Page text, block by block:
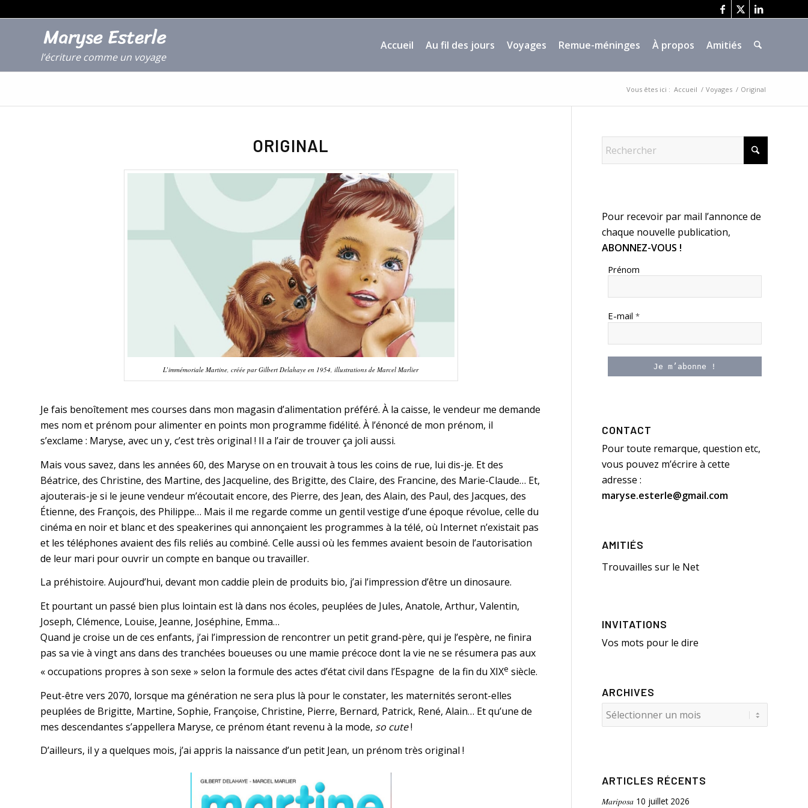
Accueil Au fil des jours Voyages Remue-méninges À propos
Amitiés
l’écriture comme un voyage
Vous êtes ici : Accueil / Voyages / Original
ORIGINAL
L’immémoriale Martine, créée par Gilbert Delahaye en 1954, illustrations de Marcel Marlier
Je fais benoîtement mes courses dans mon magasin d’alimentation préféré. À la caisse, le vendeur me demande
mes nom et prénom pour alimenter en points mon programme fidélité. À l’énoncé de mon prénom, il
s’exclame : Maryse, avec un y, c’est très original ! Il a l’air de trouver ça joli aussi.
Mais vous savez, dans les années 60, des Maryse on en trouvait à tous les coins de rue, lui dis-je. Et des
Béatrice, des Christine, des Martine, des Jacqueline, des Brigitte, des Claire, des Francine, des Marie-Claude… Et,
ajouterais-je si le jeune vendeur m’écoutait encore, des Pierre, des Jean, des Alain, des Paul, des Jacques, des
Étienne, des François, des Philippe… Mais il me regarde comme un gentil vestige d’une époque révolue, celle du
cinéma en noir et blanc et des speakerines qui annonçaient les programmes à la télé, où Internet n’existait pas
et les téléphones avaient des fils reliés au combiné. Celle aussi où les femmes avaient besoin de l’autorisation
de leur mari pour ouvrir un compte en banque ou travailler.
La préhistoire. Aujourd’hui, devant mon caddie plein de produits bio, j’ai l’impression d’être un dinosaure.
Et pourtant un passé bien plus lointain est là dans nos écoles, peuplées de Jules, Anatole, Arthur, Valentin,
Joseph, Clémence, Louise, Jeanne, Joséphine, Emma…
Quand je croise un de ces enfants, j’ai l’impression de rencontrer un petit grand-père, qui je l’espère, ne finira
pas sa vie à vingt ans dans des tranchées boueuses ou une mamie précoce dont la vie ne se résumera pas aux
« occupations propres à son sexe » selon la formule des actes d’état civil dans l’Espagne de la fin du XIXe siècle.
Peut-être vers 2070, lorsque ma génération ne sera plus là pour le constater, les maternités seront-elles
peuplées de Brigitte, Martine, Sophie, Françoise, Christine, Pierre, Bernard, Patrick, René, Alain… Et qu’une de
mes descendantes s’appellera Maryse, ce prénom étant revenu à la mode, so cute!
D’ailleurs, il y a quelques mois, j’ai appris la naissance d’un petit Jean, un prénom très original !
Pour recevoir par mail l’annonce de
chaque nouvelle publication,
ABONNEZ-VOUS !
Prénom
E-mail*
CONTACT
Pour toute remarque, question etc,
vous pouvez m’écrire à cette
adresse :
maryse.esterle@gmail.com
AMITIÉS
Trouvailles sur le Net
INVITATIONS
Vos mots pour le dire
ARCHIVES
ARTICLES RÉCENTS
Mariposa 10 juillet 2026